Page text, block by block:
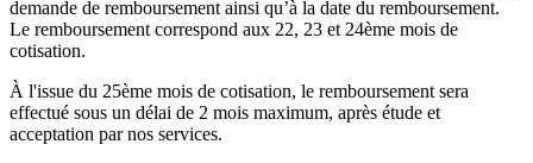
demande de remboursement ainsi qu’à la date du remboursement.
Le remboursement correspond aux 22, 23 et 24ème mois de
cotisation.
À l'issue du 25ème mois de cotisation, le remboursement sera
effectué sous un délai de 2 mois maximum, après étude et
acceptation par nos services.